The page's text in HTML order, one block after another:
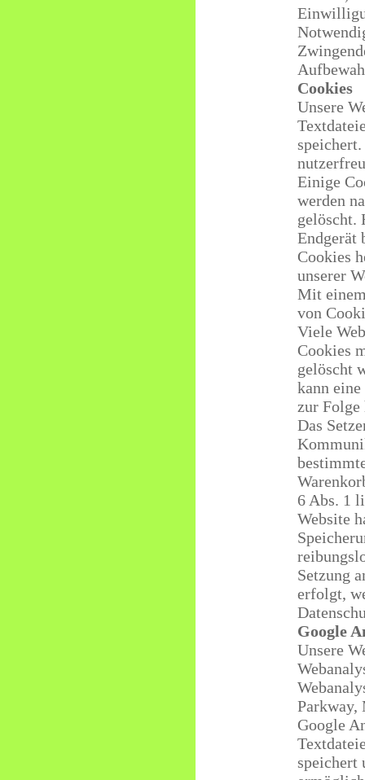
Cookies
Unsere
Einige
werden
gelöscht.
Endgerät
Cookies
unserer
Mit
von
Viele
Cookies
gelöscht
kann
zur Folge
Das
6 Abs. 1
Website
Setzung
erfolgt,
Google
Unsere
Parkway,
Google
speichert